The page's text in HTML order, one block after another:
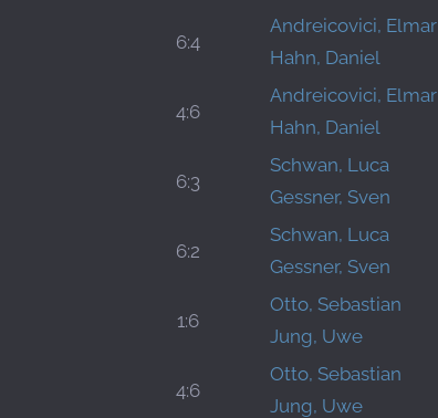
6:4
Andreicovici, Elmar
Hahn, Daniel
4:6
Andreicovici, Elmar
Hahn, Daniel
6:3
Schwan, Luca
Gessner, Sven
6:2
Schwan, Luca
Gessner, Sven
1:6
Otto, Sebastian
Jung, Uwe
4:6
Otto, Sebastian
Jung, Uwe